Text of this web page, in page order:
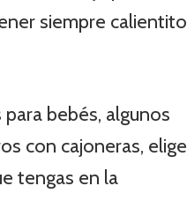
siempre calientito
bebés, algunos
con cajoneras, elige
tengas en la